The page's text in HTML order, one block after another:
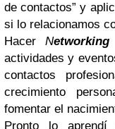
de contactos” y
si lo relacionamos
HacerNetworking
actividades y
contactos
crecimiento
fomentar el
Pronto lo aprendí